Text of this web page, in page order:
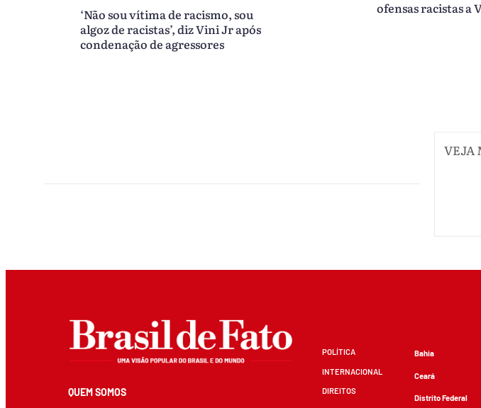
‘Não sou vítima de racismo, sou
algoz de racistas’, diz Vini Jr após
condenação de agressores
ofensas racistas a
VEJA
QUEM SOMOS
POLÍTICA
INTERNACIONAL
DIREITOS
Bahia
Ceará
Distrito Federal